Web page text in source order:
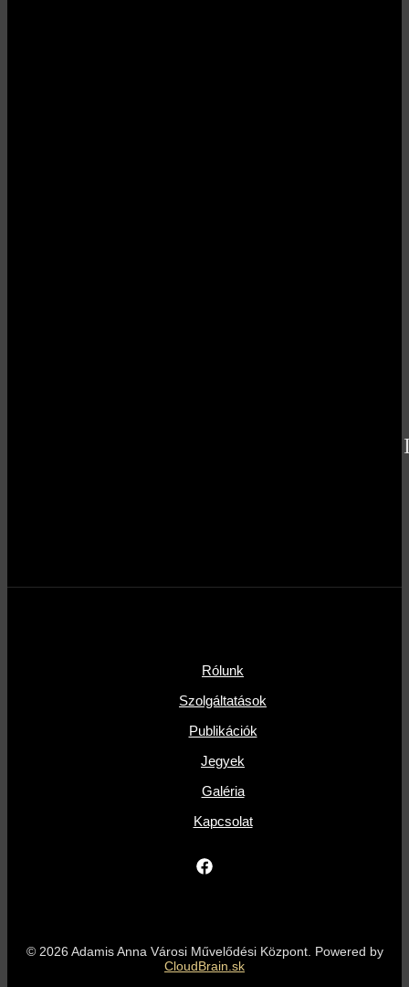
Rólunk
Szolgáltatások
Publikációk
Jegyek
Galéria
Kapcsolat
© 2026 Adamis Anna Városi Művelődési Központ. Powered by
CloudBrain.sk